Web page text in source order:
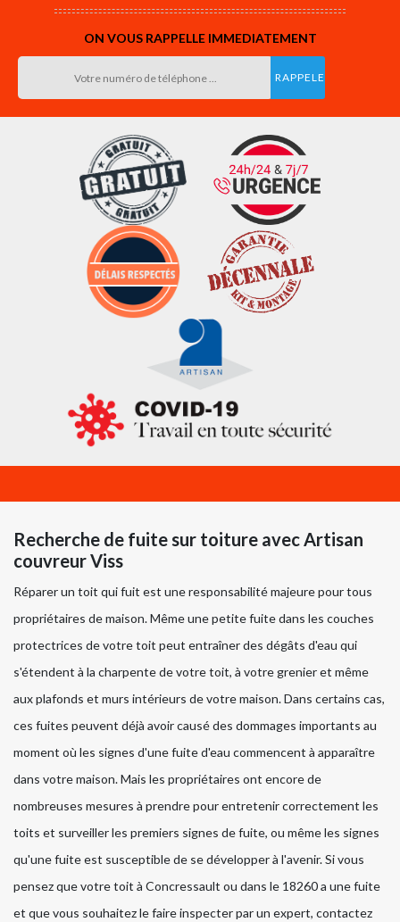
ON VOUS RAPPELLE IMMEDIATEMENT
Recherche de fuite sur toiture avec Artisan
couvreur Viss
Réparer un toit qui fuit est une responsabilité majeure pour tous
propriétaires de maison. Même une petite fuite dans les couches
protectrices de votre toit peut entraîner des dégâts d'eau qui
s'étendent à la charpente de votre toit, à votre grenier et même
aux plafonds et murs intérieurs de votre maison. Dans certains cas,
ces fuites peuvent déjà avoir causé des dommages importants au
moment où les signes d'une fuite d'eau commencent à apparaître
dans votre maison. Mais les propriétaires ont encore de
nombreuses mesures à prendre pour entretenir correctement les
toits et surveiller les premiers signes de fuite, ou même les signes
qu'une fuite est susceptible de se développer à l'avenir. Si vous
pensez que votre toit à Concressault ou dans le 18260 a une fuite
et que vous souhaitez le faire inspecter par un expert, contactez